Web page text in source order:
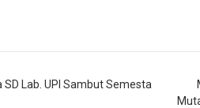
Lab. UPI Sambut Semesta